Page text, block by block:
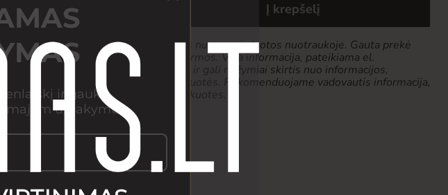
Į krepšelį
Prekės išvaizda gali šiek tiek skirtis nuo pavaizduotos nuotraukoje. Gauta prekė
gali būti kito dizaino ar pakuotės formos. Visa informacija, pateikiama el.
parduotuvėje, yra bendro pobūdžio ir gali nežymiai skirtis nuo informacijos,
esančios ant faktinės produkto pakuotės. Rekomenduojame vadovautis informacija,
pateikta ant gaminio etiketės ar pakuotės.
ir gauk
užsakymui.